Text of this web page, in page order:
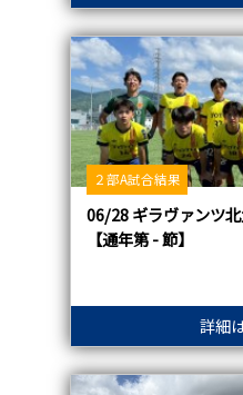
２部A試合結果
06/28 ギラヴァンツ
【通年第 - 節】
詳細